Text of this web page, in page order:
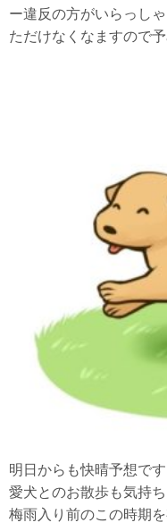
ー違反の方がいらっし
ただけなくなますので
明日からも快晴予想です
愛犬とのお散歩も気持
梅雨入り前のこの時期